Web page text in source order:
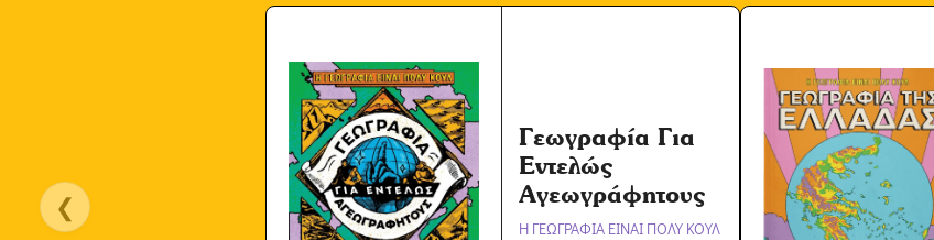
❮
Γεωγραφία Για
Εντελώς
Αγεωγράφητους
Η ΓΕΩΓΡΑΦΙΑ ΕΙΝΑΙ ΠΟΛΥ ΚΟΥΛ